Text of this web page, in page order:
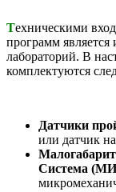
Техническими
программ
лабораторий. В
комплектуются
Датчики
или датчик
Система